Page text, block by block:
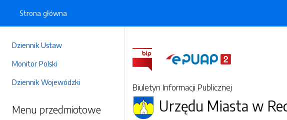
Dziennik Ustaw
Monitor Polski
Dziennik Wojewódzki
Menu przedmiotowe
Strona główna
Biuletyn Informacji Publicznej
Urzędu Miasta w